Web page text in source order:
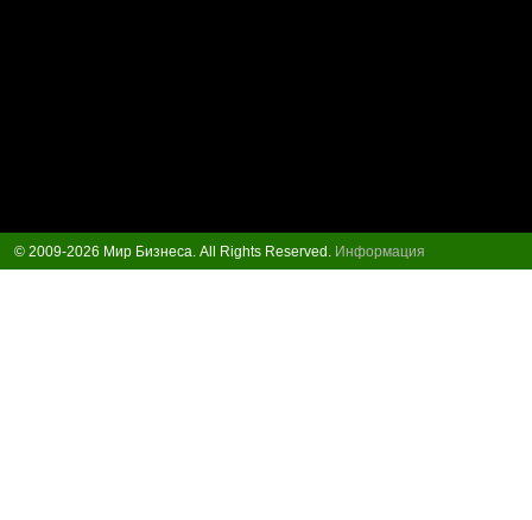
© 2009-2026 Мир Бизнеса. All Rights Reserved. Информация